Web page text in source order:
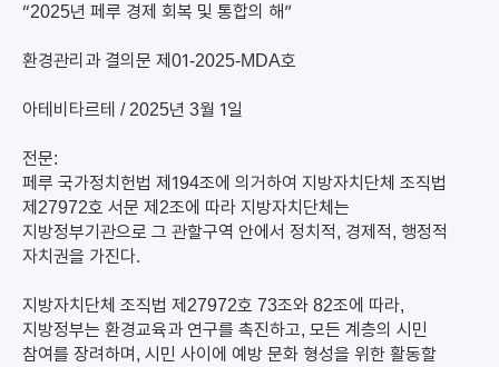
“2025년 페루 경제 회복 및 통합의 해”
환경관리과 결의문 제01-2025-MDA호
아테비타르테 / 2025년 3월 1일
전문:
페루 국가정치헌법 제194조에 의거하여 지방자치단체 조직법
제27972호 서문 제2조에 따라 지방자치단체는
지방정부기관으로 그 관할구역 안에서 정치적, 경제적, 행정적
자치권을 가진다.
지방자치단체 조직법 제27972호 73조와 82조에 따라,
지방정부는 환경교육과 연구를 촉진하고, 모든 계층의 시민
참여를 장려하며, 시민 사이에 예방 문화 형성을 위한 활동할